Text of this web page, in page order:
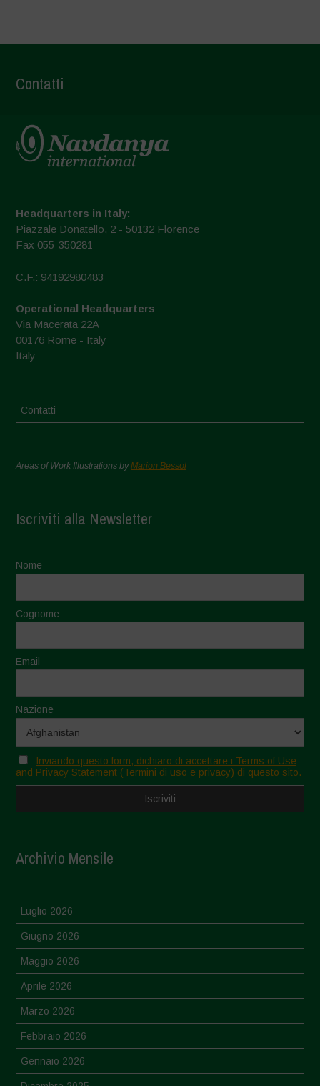
Contatti
Headquarters in Italy:
Piazzale Donatello, 2 - 50132 Florence
Fax 055-350281
C.F.: 94192980483
Operational Headquarters
Via Macerata 22A
00176 Rome - Italy
Italy
Contatti
Areas of Work Illustrations byMarion Bessol
Iscriviti alla Newsletter
Nome
Cognome
Email
Nazione
Inviando questo form, dichiaro di accettare i Terms of Use
and Privacy Statement (Termini di uso e privacy) di questo sito.
Archivio Mensile
Luglio 2026
Giugno 2026
Maggio 2026
Aprile 2026
Marzo 2026
Febbraio 2026
Gennaio 2026